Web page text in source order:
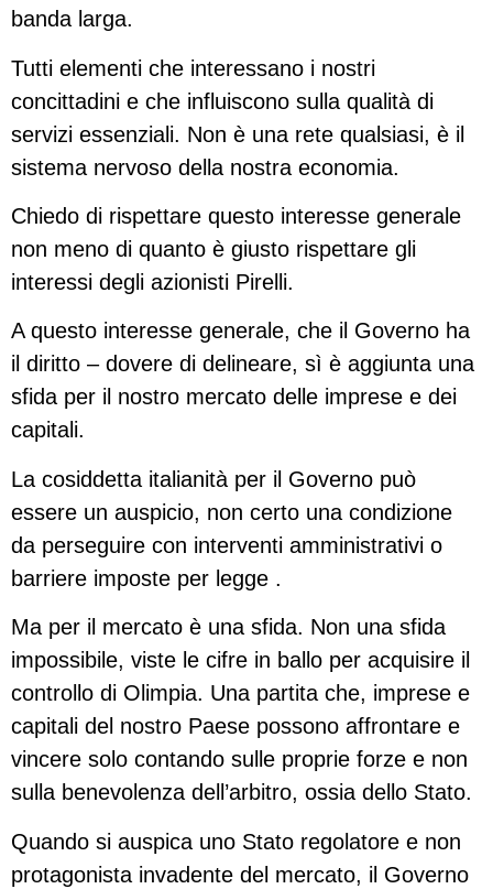
banda larga.
Tutti elementi che interessano i nostri
concittadini e che influiscono sulla qualità di
servizi essenziali. Non è una rete qualsiasi, è il
sistema nervoso della nostra economia.
Chiedo di rispettare questo interesse generale
non meno di quanto è giusto rispettare gli
interessi degli azionisti Pirelli.
A questo interesse generale, che il Governo ha
il diritto – dovere di delineare, sì è aggiunta una
sfida per il nostro mercato delle imprese e dei
capitali.
La cosiddetta italianità per il Governo può
essere un auspicio, non certo una condizione
da perseguire con interventi amministrativi o
barriere imposte per legge .
Ma per il mercato è una sfida. Non una sfida
impossibile, viste le cifre in ballo per acquisire il
controllo di Olimpia. Una partita che, imprese e
capitali del nostro Paese possono affrontare e
vincere solo contando sulle proprie forze e non
sulla benevolenza dell’arbitro, ossia dello Stato.
Quando si auspica uno Stato regolatore e non
protagonista invadente del mercato, il Governo